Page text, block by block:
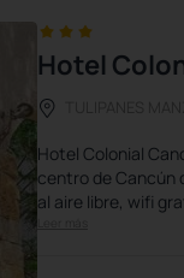
Hotel
Hotel Colonial
centro de Cancún
al aire libre, wifi